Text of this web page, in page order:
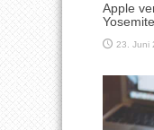
Apple
23. Juni